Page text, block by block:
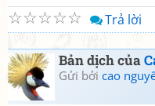
☆
☆
☆
☆
☆ Trả lời
Bản dịch của
Gửi bởi cao